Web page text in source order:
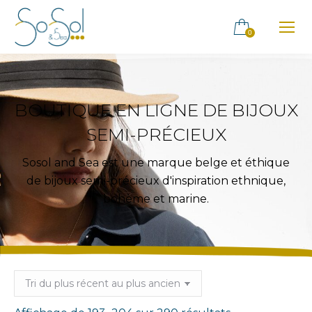
0
BOUTIQUE EN LIGNE DE BIJOUX
SEMI-PRÉCIEUX
Sosol and Sea est une marque belge et éthique
de bijoux semi-précieux d'inspiration ethnique,
bohème et marine.